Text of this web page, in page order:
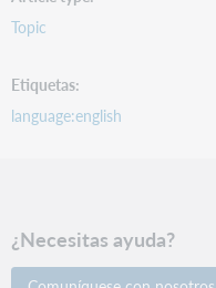
Topic
Etiquetas
language:english
¿Necesitas ayuda?